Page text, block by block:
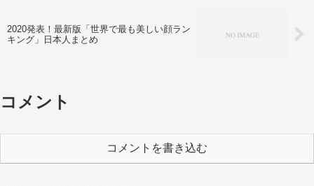
2020発表！最新版「世界で最も美しい顔ラン
キング」日本人まとめ
コメント
コメントを書き込む